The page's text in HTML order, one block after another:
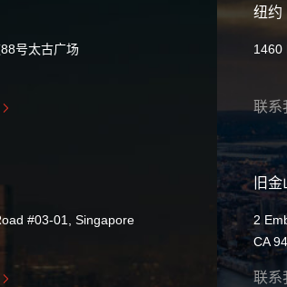
号太古广场
#03-01, Singapore
纽约
1460
联系
旧金
2
CA
联系